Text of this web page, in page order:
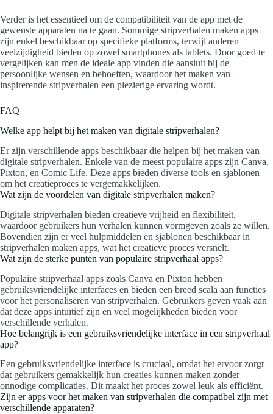
Verder is het essentieel om de compatibiliteit van de app met de
gewenste apparaten na te gaan. Sommige stripverhalen maken apps
zijn enkel beschikbaar op specifieke platforms, terwijl anderen
veelzijdigheid bieden op zowel smartphones als tablets. Door goed te
vergelijken kan men de ideale app vinden die aansluit bij de
persoonlijke wensen en behoeften, waardoor het maken van
inspirerende stripverhalen een plezierige ervaring wordt.
FAQ
Welke app helpt bij het maken van digitale stripverhalen?
Er zijn verschillende apps beschikbaar die helpen bij het maken van
digitale stripverhalen. Enkele van de meest populaire apps zijn Canva,
Pixton, en Comic Life. Deze apps bieden diverse tools en sjablonen
om het creatieproces te vergemakkelijken.
Wat zijn de voordelen van digitale stripverhalen maken?
Digitale stripverhalen bieden creatieve vrijheid en flexibiliteit,
waardoor gebruikers hun verhalen kunnen vormgeven zoals ze willen.
Bovendien zijn er veel hulpmiddelen en sjablonen beschikbaar in
stripverhalen maken apps, wat het creatieve proces versnelt.
Wat zijn de sterke punten van populaire stripverhaal apps?
Populaire stripverhaal apps zoals Canva en Pixton hebben
gebruiksvriendelijke interfaces en bieden een breed scala aan functies
voor het personaliseren van stripverhalen. Gebruikers geven vaak aan
dat deze apps intuïtief zijn en veel mogelijkheden bieden voor
verschillende verhalen.
Hoe belangrijk is een gebruiksvriendelijke interface in een stripverhaal
app?
Een gebruiksvriendelijke interface is cruciaal, omdat het ervoor zorgt
dat gebruikers gemakkelijk hun creaties kunnen maken zonder
onnodige complicaties. Dit maakt het proces zowel leuk als efficiënt.
Zijn er apps voor het maken van stripverhalen die compatibel zijn met
verschillende apparaten?